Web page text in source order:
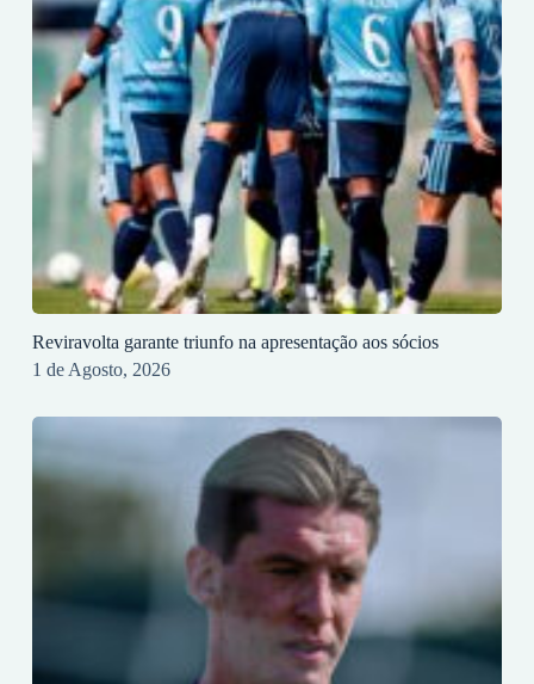
Reviravolta garante triunfo na apresentação aos sócios
1 de Agosto, 2026